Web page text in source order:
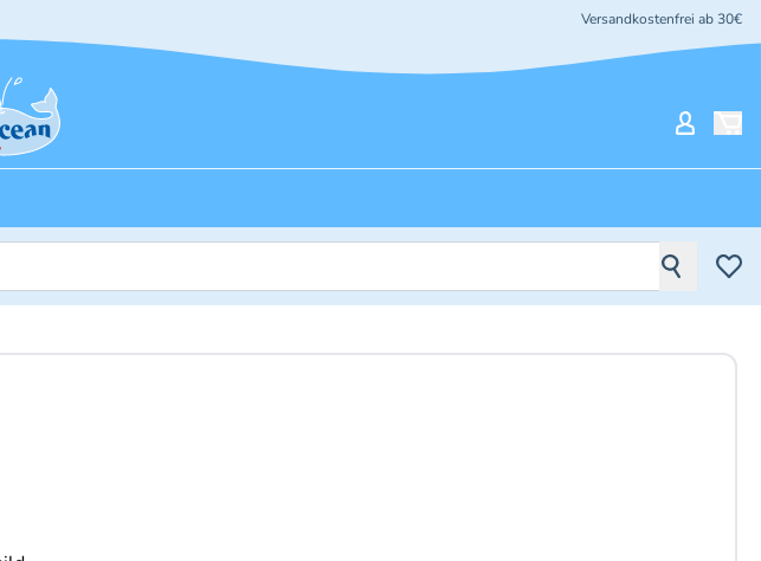
Versandkostenfrei ab 30€